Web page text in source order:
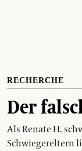
RECHERCHE
Der
Als Renate H.
Schwiegereltern